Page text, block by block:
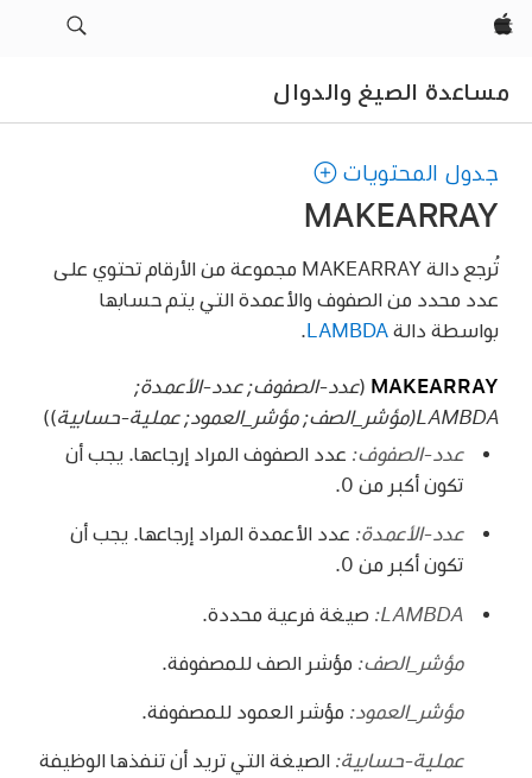
Apple‏
مساعدة الصيغ والدوال
جدول المحتويات
MAKEARRAY
تُرجع دالة MAKEARRAY مجموعة من الأرقام تحتوي على
عدد محدد من الصفوف والأعمدة التي يتم حسابها
بواسطة دالة LAMBDA
MAKEARRAY
(عدد-الصفوف; عدد-الأعمدة;
LAMBDA(مؤشر_الصف; مؤشر_العمود; عملية-حسابية
))
عدد-الصفوف: عدد الصفوف المراد إرجاعها. يجب أن
تكون أكبر من 0.
عدد-الأعمدة: عدد الأعمدة المراد إرجاعها. يجب أن
تكون أكبر من 0.
LAMBDA: صيغة فرعية محددة.
مؤشر_الصف: مؤشر الصف للمصفوفة.
مؤشر_العمود: مؤشر العمود للمصفوفة.
عملية-حسابية: الصيغة التي تريد أن تنفذها الوظيفة